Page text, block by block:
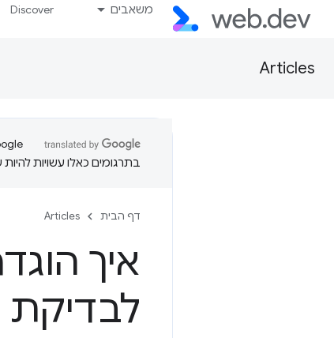
משאבים Discover
Articles
בתרגומים כאלו עשויות להיות
דף הבית Articles
איך